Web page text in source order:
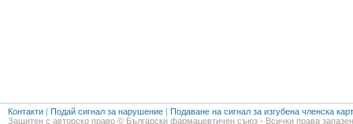
Контакти | Подай сигнал за нарушение | Подаване на сигнал за изгубена членска
Защитен с авторско право © Български фармацевтичен съюз - Всички права